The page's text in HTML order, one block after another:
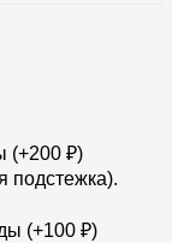
(+200 ₽)
подстежка).
(+100 ₽)